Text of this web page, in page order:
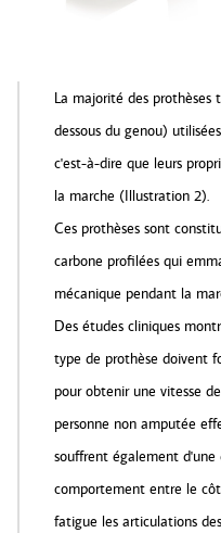
La majorité des
dessous du genou)
c'est-à-dire que leurs
la marche (Illustration 2).
Ces prothèses sont
carbone profilées qui
mécanique pendant la
Des études cliniques
type de prothèse doivent
pour obtenir une vitesse
personne non amputée
souffrent également
comportement entre le
fatigue les articulations